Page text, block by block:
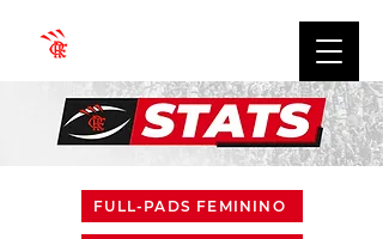
FULL-PADS FEMININO